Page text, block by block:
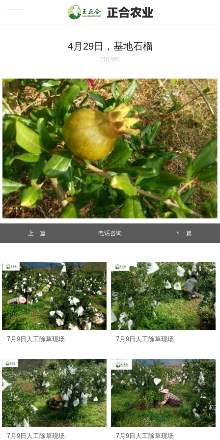
4月29日，基地石榴
2019年
上一篇 电话咨询 下一篇
7月9日人工除草现场 7月9日人工除草现场
7月9日人工除草现场 7月9日人工除草现场
公司简介
产品展示
公司相册
新闻资讯
视频中心
联系我们